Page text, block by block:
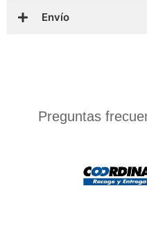
Envío
Preguntas